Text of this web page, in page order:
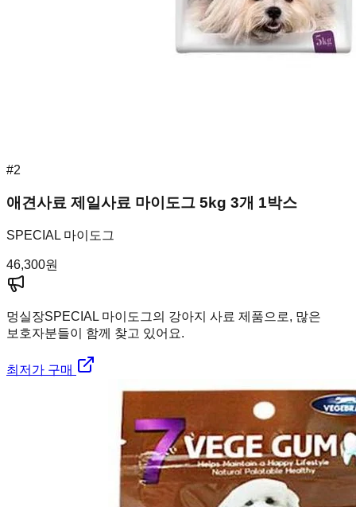
#2
애견사료 제일사료 마이도그 5kg 3개 1박스
SPECIAL 마이도그
46,300원
멍실장SPECIAL 마이도그의 강아지 사료 제품으로, 많은
보호자분들이 함께 찾고 있어요.
최저가 구매